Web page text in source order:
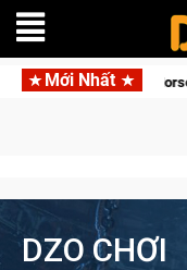
Mới Nhất
Beta Norse Saga: Cửu
DZO CHƠI